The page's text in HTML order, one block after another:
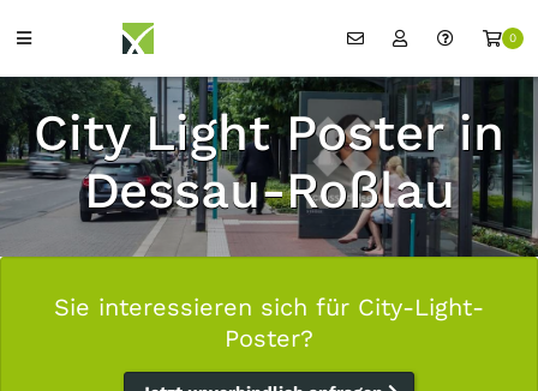
0
City Light Poster in
Dessau-Roßlau
Sie interessieren sich für City-Light-
Poster?